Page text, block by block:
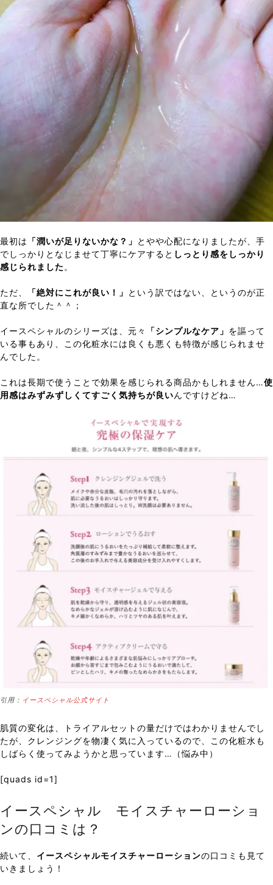
最初は 「潤いが足りないかな？」 とやや心配になりましたが、手
でしっかりとなじませて丁寧にケアすると しっとり感をしっかり
感じられました 。
ただ、 「絶対にこれが良い！」 という訳ではない、というのが正
直な所でした＾＾；
イースペシャルのシリーズは、元々 「シンプルなケア」 を謳って
いる事もあり、この化粧水には良くも悪くも特徴が感じられませ
んでした。
これは長期で使うことで効果を感じられる商品かもしれません…使
用感はみずみずしくてすごく気持ちが良いんですけどね…
引用： イースペシャル公式サイト
肌質の変化は、トライアルセットの量だけではわかりませんでし
たが、クレンジングを物凄く気に入っているので、この化粧水も
しばらく使ってみようかと思っています…（悩み中）
[quads id=1]
イースペシャル モイスチャーローショ
ンの口コミは？
続いて、 イースペシャルモイスチャーローションの口コミも見て
いきましょう！